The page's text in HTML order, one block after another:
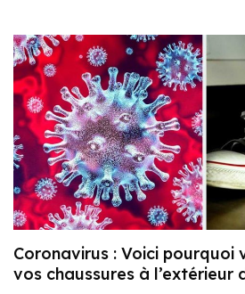
Coronavirus : Voici pourquoi
vos chaussures à l’extérieur